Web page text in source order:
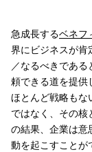
急成長するベネフ
界にビジネスが肯
／なるべきであ
頼できる道を提供
ほとんど戦略もな
ではなく、その
の結果、企業は意
動を起こすことが